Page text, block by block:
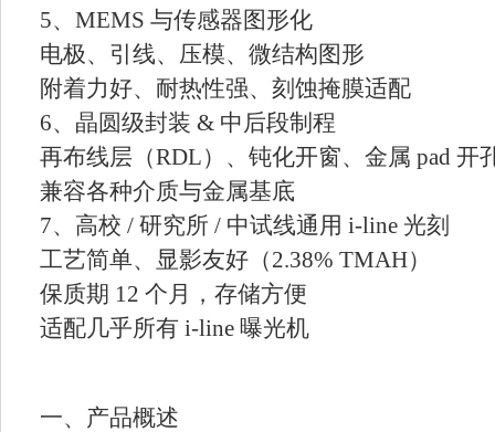
5、MEMS 与传感器图形化
电极、引线、压模、微结构图形
附着力好、耐热性强、刻蚀掩膜适配
6、晶圆级封装 & 中后段制程
再布线层（RDL）、钝化开窗、金属 pad 开
兼容各种介质与金属基底
7、高校 / 研究所 / 中试线通用 i-line 光刻
工艺简单、显影友好（2.38% TMAH）
保质期 12 个月，存储方便
适配几乎所有 i-line 曝光机
一、产品概述